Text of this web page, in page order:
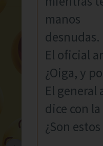
manos
desnudas.
El oficial
¿Oiga, y
El general
dice con
¿Son